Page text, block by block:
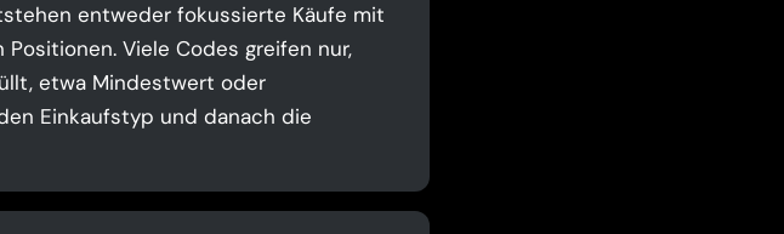
entweder fokussierte Käufe mit
Viele Codes greifen nur,
etwa Mindestwert oder
Einkaufstyp und danach die